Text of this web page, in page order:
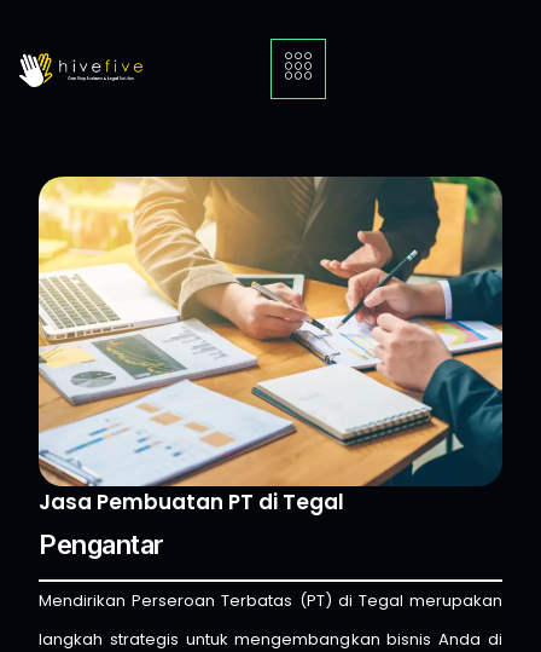
Jasa Pembuatan PT di Tegal
Pengantar
Mendirikan Perseroan Terbatas (PT) di Tegal merupakan
langkah strategis untuk mengembangkan bisnis Anda di